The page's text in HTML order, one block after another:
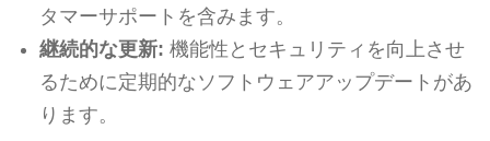
タマーサポートを含みます。
継続的な更新: 機能性とセキュリティを向上させ
るために定期的なソフトウェアアップデートがあ
ります。